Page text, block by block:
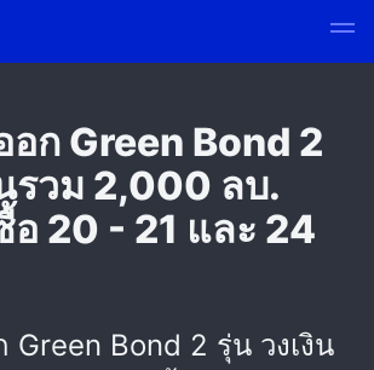
อก Green Bond 2
รวม 2,000 ลบ.
อ 20 - 21 และ 24
Green Bond 2 รุ่น วงเงิน